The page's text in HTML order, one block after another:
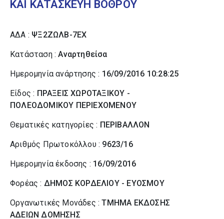
ΚΑΙ ΚΑΤΑΣΚΕΥΗ ΒΟΘΡΟΥ
ΑΔΑ : ΨΞ2ΖΩΛΒ-7ΕΧ
Κατάσταση :Αναρτηθείσα
Ημερομηνία ανάρτησης : 16/09/2016 10:28:25
Είδος : ΠΡΑΞΕΙΣ ΧΩΡΟΤΑΞΙΚΟΥ -
ΠΟΛΕΟΔΟΜΙΚΟΥ ΠΕΡΙΕΧΟΜΕΝΟΥ
Θεματικές κατηγορίες : ΠΕΡΙΒΑΛΛΟΝ
Αριθμός Πρωτοκόλλου : 9623/16
Ημερομηνία έκδοσης : 16/09/2016
Φορέας : ΔΗΜΟΣ ΚΟΡΔΕΛΙΟΥ - ΕΥΟΣΜΟΥ
Οργανωτικές Μονάδες :ΤΜΗΜΑ ΕΚΔΟΣΗΣ
ΑΔΕΙΩΝ ΔΟΜΗΣΗΣ